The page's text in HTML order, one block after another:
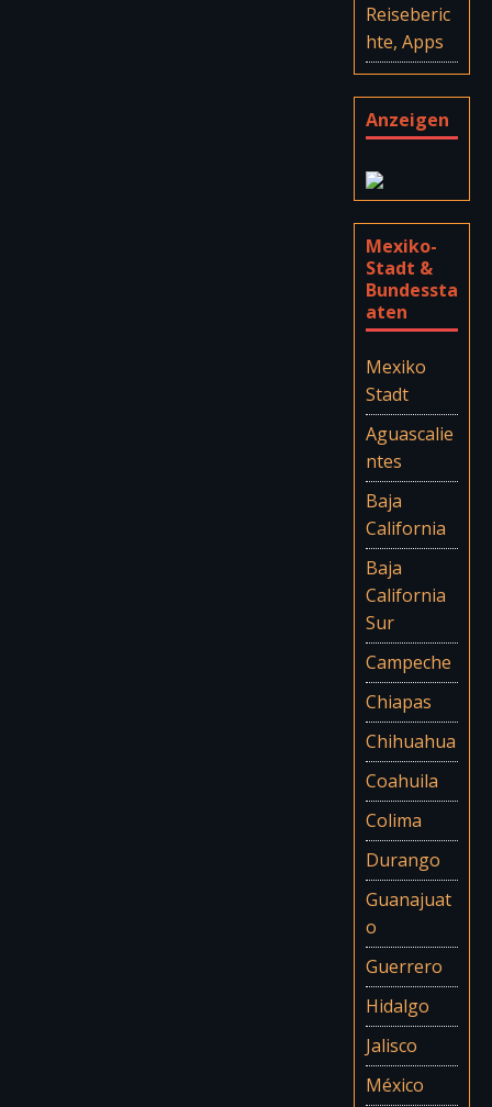
Reiseberic
hte, Apps
Anzeigen
Mexiko-
Stadt &
Bundessta
aten
Mexiko
Stadt
Aguascalie
ntes
Baja
California
Baja
California
Sur
Campeche
Chiapas
Chihuahua
Coahuila
Colima
Durango
Guanajuat
o
Guerrero
Hidalgo
Jalisco
México